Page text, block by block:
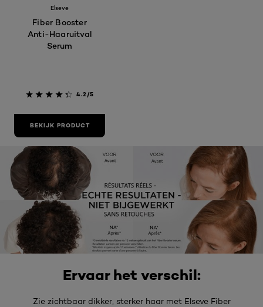
Elseve
Fiber Booster
Anti-Haaruitval
Serum
4.2/5
BEKIJK PRODUCT
Ervaar het verschil:
Zie zichtbaar dikker, sterker haar met Elseve Fiber